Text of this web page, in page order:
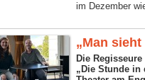
im Dezember
„Man
Die
„Die Stunde in